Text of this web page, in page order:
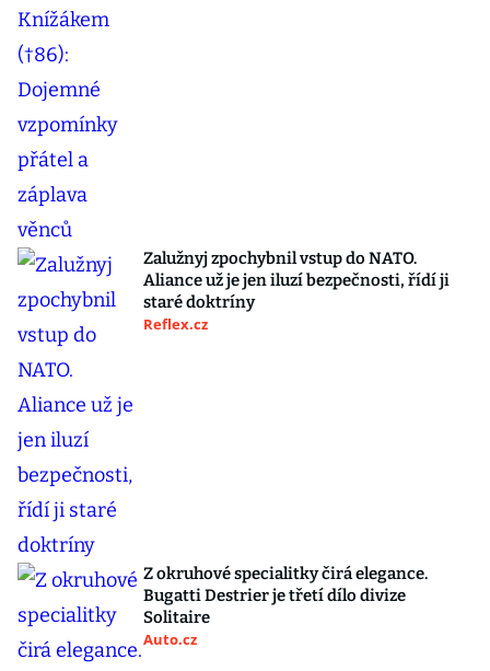
Zalužnyj zpochybnil vstup do NATO.
Aliance už je jen iluzí bezpečnosti, řídí ji
staré doktríny
Reflex.cz
Z okruhové specialitky čirá elegance.
Bugatti Destrier je třetí dílo divize
Solitaire
Auto.cz